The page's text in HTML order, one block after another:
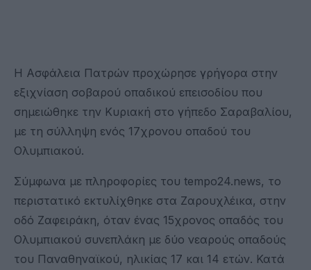
Η Ασφάλεια Πατρών προχώρησε γρήγορα στην
εξιχνίαση σοβαρού οπαδικού επεισοδίου που
σημειώθηκε την Κυριακή στο γήπεδο Σαραβαλίου,
με τη σύλληψη ενός 17χρονου οπαδού του
Ολυμπιακού.
Σύμφωνα με πληροφορίες του tempo24.news, το
περιστατικό εκτυλίχθηκε στα Ζαρουχλέικα, στην
οδό Ζαφειράκη, όταν ένας 15χρονος οπαδός του
Ολυμπιακού συνεπλάκη με δύο νεαρούς οπαδούς
του Παναθηναϊκού, ηλικίας 17 και 14 ετών. Κατά